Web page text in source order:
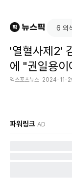
'열혈사제2'
에 "권일용이
엑스포츠뉴스 2024-11-
파워링크 AD